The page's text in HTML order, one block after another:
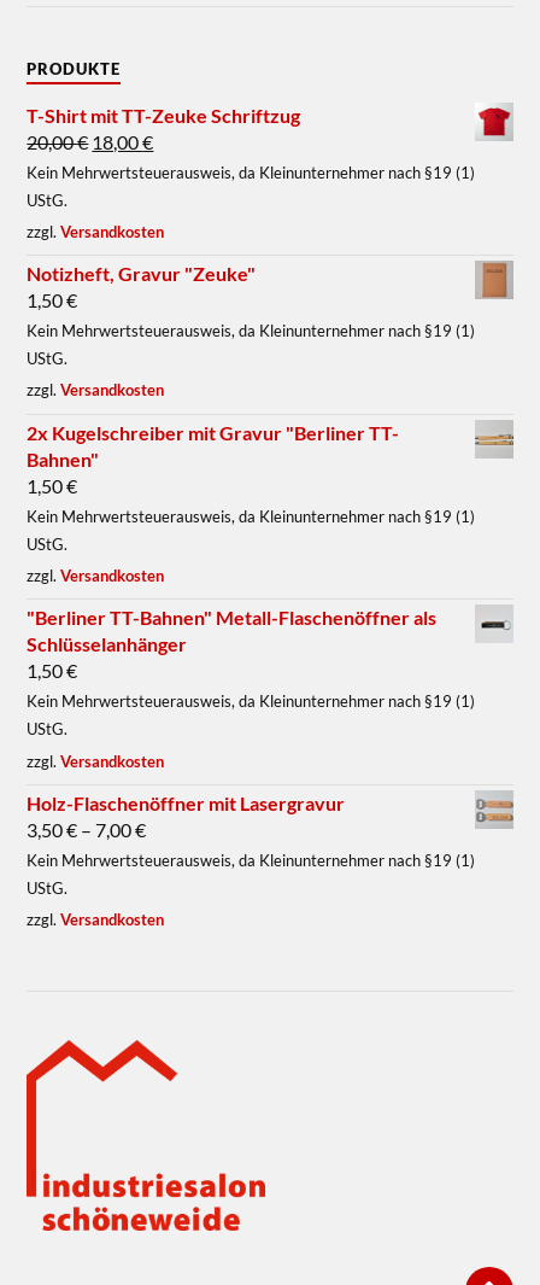
PRODUKTE
T-Shirt mit TT-Zeuke Schriftzug
20,00€18,00€
Kein Mehrwertsteuerausweis, da Kleinunternehmer nach §19 (1)
UStG.
zzgl.Versandkosten
Notizheft, Gravur "Zeuke"
1,50€
Kein Mehrwertsteuerausweis, da Kleinunternehmer nach §19 (1)
UStG.
zzgl.Versandkosten
2x Kugelschreiber mit Gravur "Berliner TT-
Bahnen"
1,50€
Kein Mehrwertsteuerausweis, da Kleinunternehmer nach §19 (1)
UStG.
zzgl.Versandkosten
"Berliner TT-Bahnen" Metall-Flaschenöffner als
Schlüsselanhänger
1,50€
Kein Mehrwertsteuerausweis, da Kleinunternehmer nach §19 (1)
UStG.
zzgl.Versandkosten
Holz-Flaschenöffner mit Lasergravur
3,50€ –7,00€
Kein Mehrwertsteuerausweis, da Kleinunternehmer nach §19 (1)
UStG.
zzgl.Versandkosten